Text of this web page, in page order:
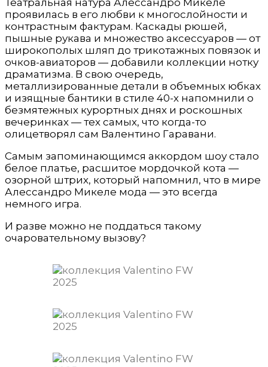
Театральная натура Алессандро Микеле
проявилась в его любви к многослойности и
контрастным фактурам. Каскады рюшей,
пышные рукава и множество аксессуаров — от
широкополых шляп до трикотажных повязок и
очков-авиаторов — добавили коллекции нотку
драматизма. В свою очередь,
металлизированные детали в объемных юбках
и изящные бантики в стиле 40-х напомнили о
безмятежных курортных днях и роскошных
вечеринках — тех самых, что когда-то
олицетворял сам Валентино Гаравани.
Самым запоминающимся аккордом шоу стало
белое платье, расшитое мордочкой кота —
озорной штрих, который напомнил, что в мире
Алессандро Микеле мода — это всегда
немного игра.
И разве можно не поддаться такому
очаровательному вызову?